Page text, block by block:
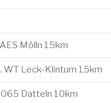
Mölln 15km
WT Leck-Klintum 15km
Datteln 10km